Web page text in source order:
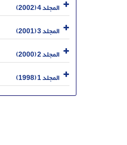
المجلد 4 (2002)
المجلد 3 (2001)
المجلد 2 (2000)
المجلد 1 (1998)